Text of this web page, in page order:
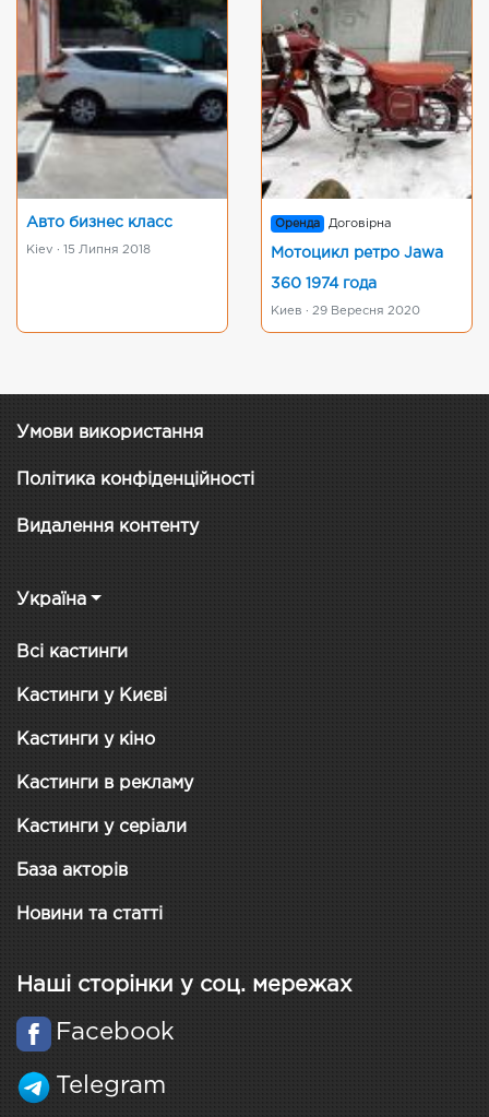
Авто бизнес класс
Kiev · 15 Липня 2018
Оренда Договірна
Мотоцикл ретро Jawa
360 1974 года
Киев · 29 Вересня 2020
Умови використання
Політика конфіденційності
Видалення контенту
Україна
Всі кастинги
Кастинги у Києві
Кастинги у кіно
Кастинги в рекламу
Кастинги у серіали
База акторів
Новини та статті
Наші сторінки у соц. мережах
Facebook
Telegram